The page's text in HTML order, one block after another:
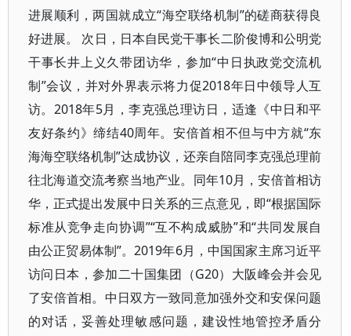
进展顺利，两国就成立“海空联络机制”的磋商获得良
好进展。 次日，日本自民党干事长二阶俊博和公明党
干事长井上义久带团访华，参加“中日执政党交流机
制”会议，并对外界表示将力促2018年日中领导人互
访。2018年5月，李克强总理访日，适逢《中日和平
友好条约》缔结40周年。安倍首相不但与中方就“东
海海空联络机制”达成协议，还亲自陪同李克强总理前
往北海道交流考察当地产业。同年10月，安倍首相访
华，正式提出发展中日关系的三点意见，即“根据国际
标准从竞争走向协调”“互不构成威胁”和“共同发展自
由公正贸易体制”。2019年6月，中国国家主席习近平
访问日本，参加二十国集团（G20）大阪峰会并会见
了安倍首相。中日双方一致同意加强外交和安保问题
的对话，妥善处理敏感问题，建设性地管控矛盾分